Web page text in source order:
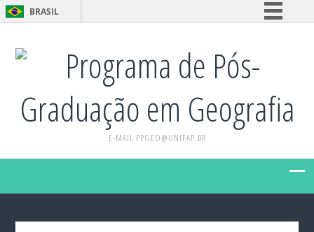
BRASIL
Comunica BR
Participe
Acesso à informação
Legislação
Programa de Pós-
Graduação em Geografia
E-MAIL PPGEO@UNIFAP.BR